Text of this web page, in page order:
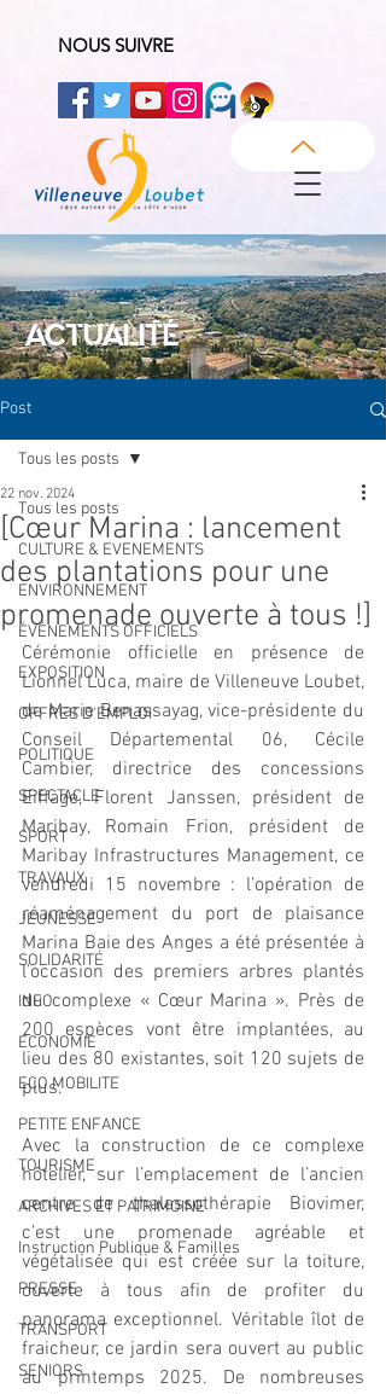
NOUS SUIVRE
ACTUALITÉ
Post
Tous les posts
CULTURE & EVENEMENTS
ENVIRONNEMENT
ÉVÉNEMENTS OFFICIELS
EXPOSITION
OFFRES D'EMPLOI
POLITIQUE
SPECTACLE
SPORT
TRAVAUX
JEUNESSE
SOLIDARITÉ
INFO
ECONOMIE
ECO MOBILITE
PETITE ENFANCE
TOURISME
ARCHIVES ET PATRIMOINE
Instruction Publique & Familles
PRESSE
TRANSPORT
SENIORS
Tous les posts
[Cœur Marina : lancement
des plantations pour une
promenade ouverte à tous !]
22 nov. 2024
Cérémonie officielle en présence de
Lionnel Luca, maire de Villeneuve Loubet,
de Marie Benassayag, vice-présidente du
Conseil Départemental 06, Cécile
Cambier, directrice des concessions
Eiffage, Florent Janssen, président de
Maribay, Romain Frion, président de
Maribay Infrastructures Management, ce
vendredi 15 novembre : l’opération de
réaménagement du port de plaisance
Marina Baie des Anges a été présentée à
l’occasion des premiers arbres plantés
du complexe « Cœur Marina ». Près de
200 espèces vont être implantées, au
lieu des 80 existantes, soit 120 sujets de
plus.
Avec la construction de ce complexe
hôtelier, sur l’emplacement de l’ancien
centre de thalassothérapie Biovimer,
c’est une promenade agréable et
végétalisée qui est créée sur la toiture,
ouverte à tous afin de profiter du
panorama exceptionnel. Véritable îlot de
fraicheur, ce jardin sera ouvert au public
au printemps 2025. De nombreuses